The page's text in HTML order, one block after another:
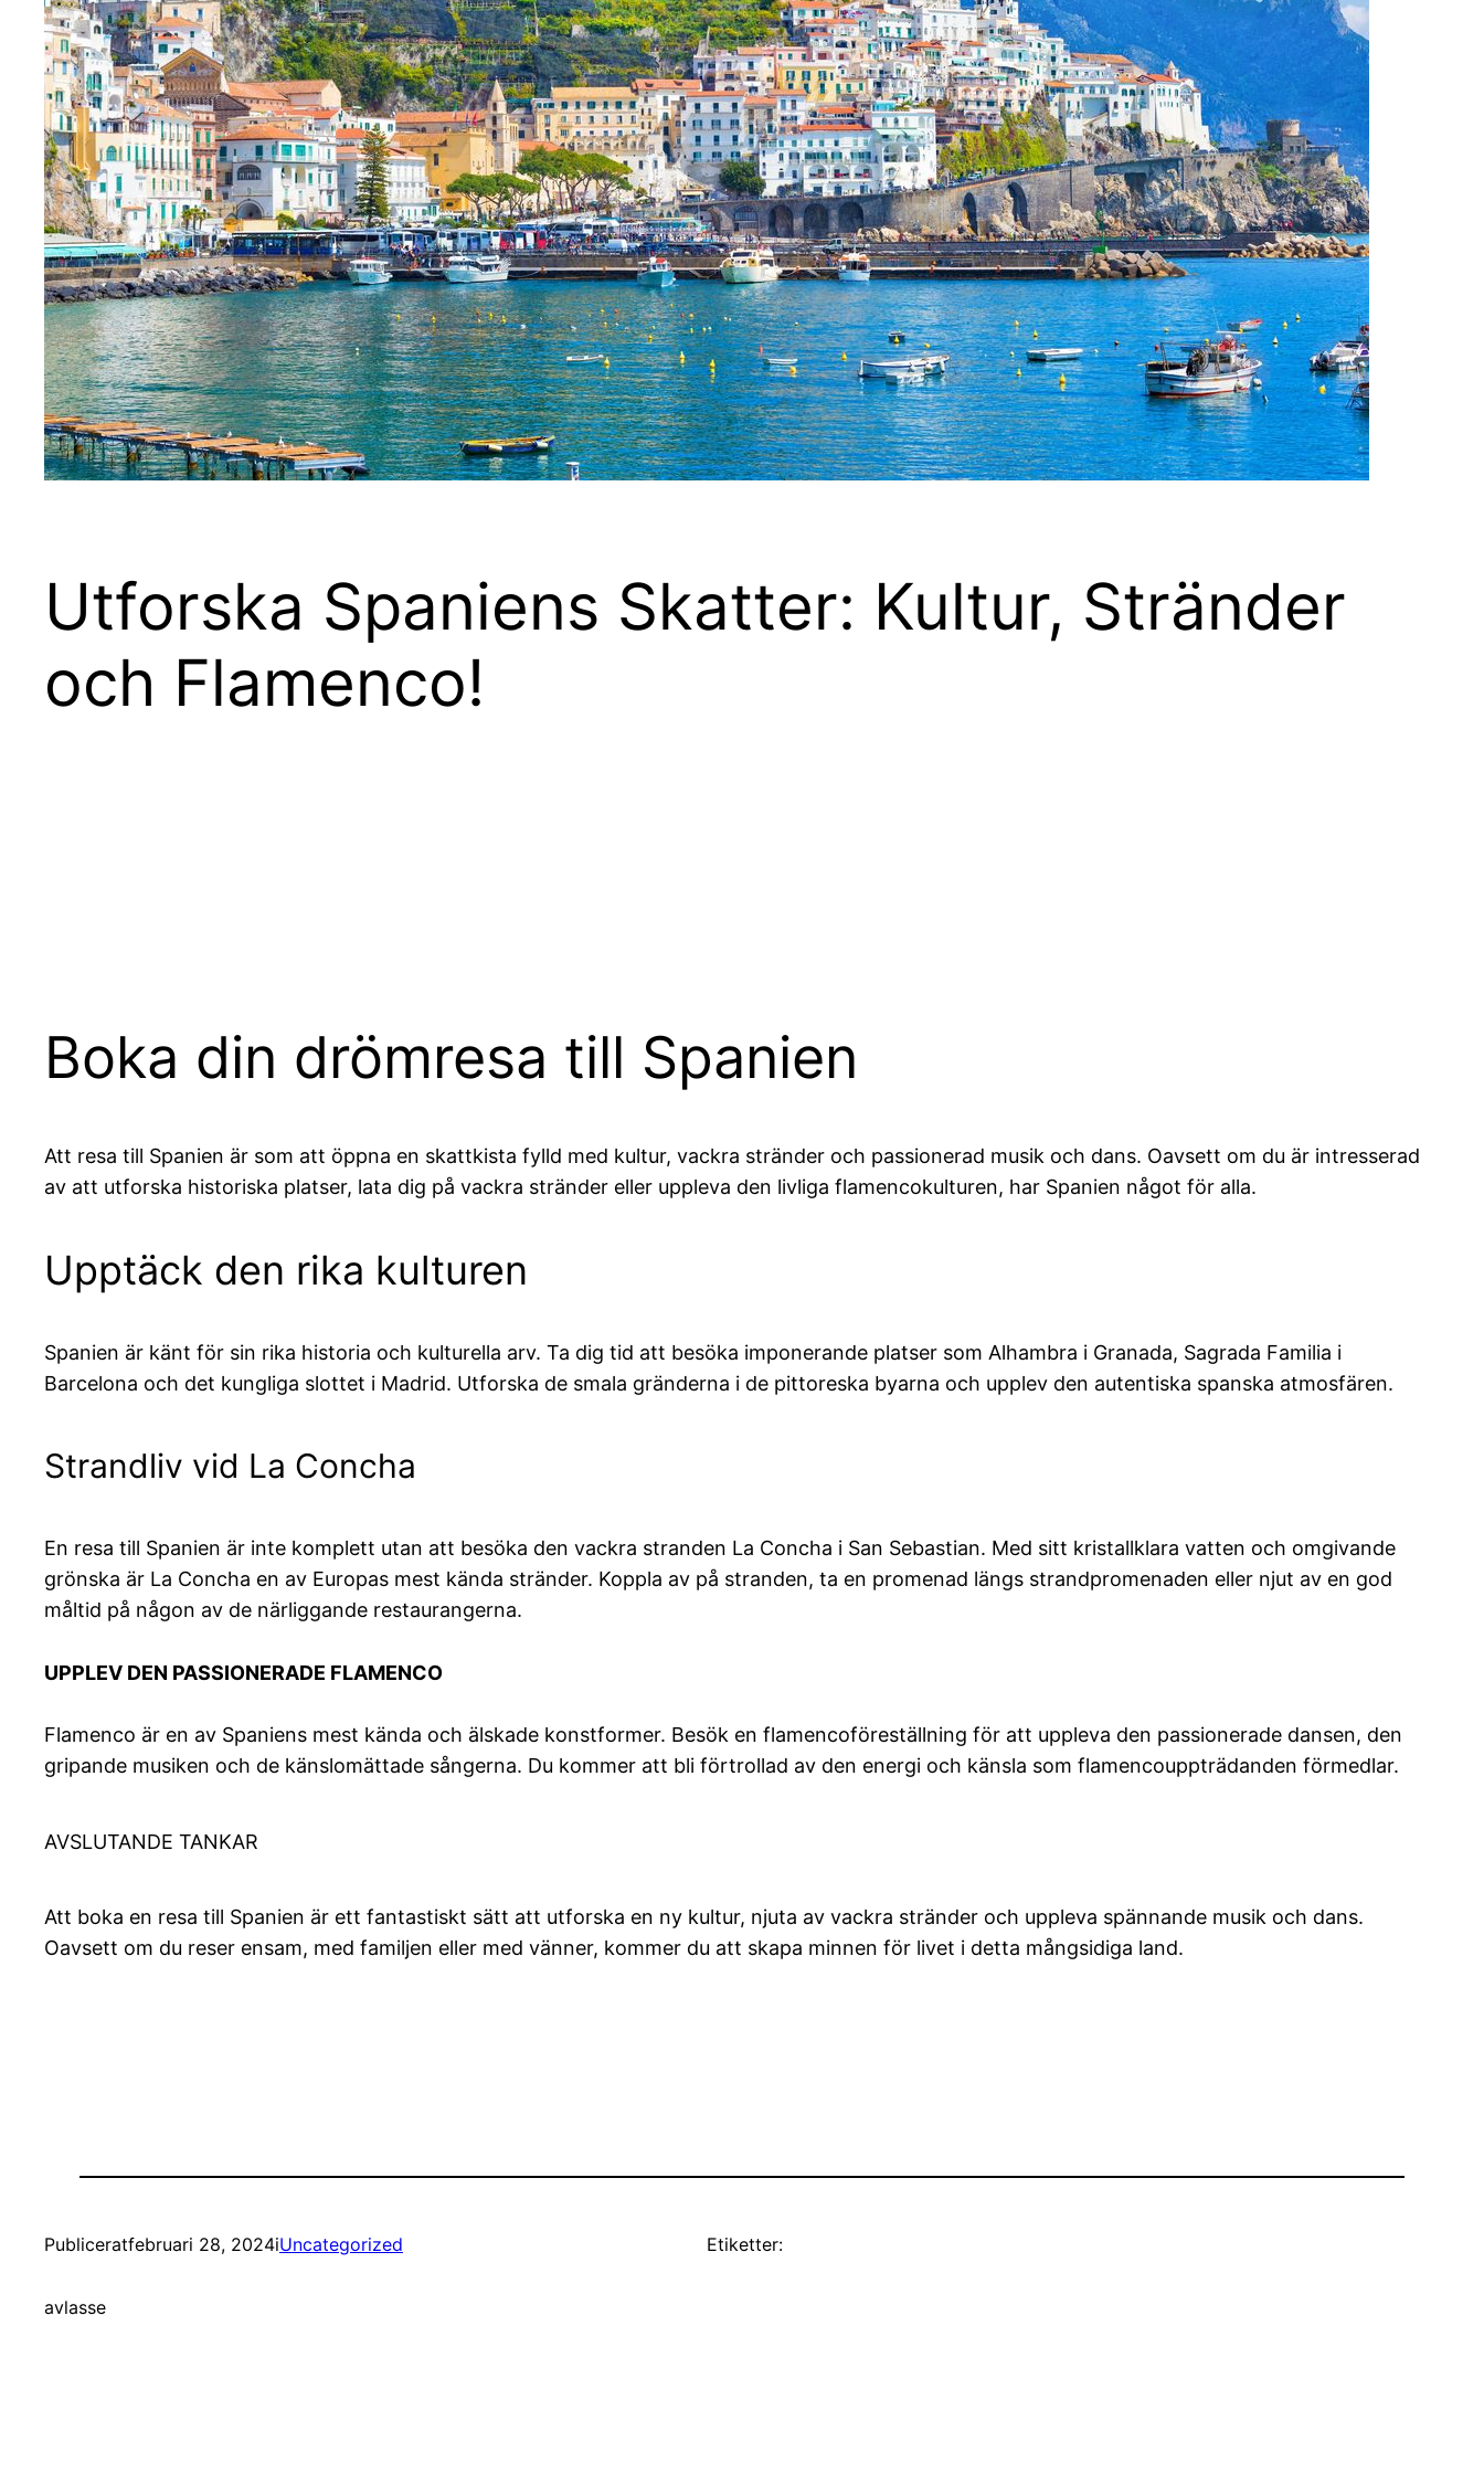
Utforska Spaniens Skatter: Kultur, Stränder
och Flamenco!
Boka din drömresa till Spanien
Att resa till Spanien är som att öppna en skattkista fylld med kultur, vackra stränder och passionerad musik och dans. Oavsett om du är intresserad
av att utforska historiska platser, lata dig på vackra stränder eller uppleva den livliga flamencokulturen, har Spanien något för alla.
Upptäck den rika kulturen
Spanien är känt för sin rika historia och kulturella arv. Ta dig tid att besöka imponerande platser som Alhambra i Granada, Sagrada Familia i
Barcelona och det kungliga slottet i Madrid. Utforska de smala gränderna i de pittoreska byarna och upplev den autentiska spanska atmosfären.
Strandliv vid La Concha
En resa till Spanien är inte komplett utan att besöka den vackra stranden La Concha i San Sebastian. Med sitt kristallklara vatten och omgivande
grönska är La Concha en av Europas mest kända stränder. Koppla av på stranden, ta en promenad längs strandpromenaden eller njut av en god
måltid på någon av de närliggande restaurangerna.
UPPLEV DEN PASSIONERADE FLAMENCO
Flamenco är en av Spaniens mest kända och älskade konstformer. Besök en flamencoföreställning för att uppleva den passionerade dansen, den
gripande musiken och de känslomättade sångerna. Du kommer att bli förtrollad av den energi och känsla som flamencouppträdanden förmedlar.
AVSLUTANDE TANKAR
Att boka en resa till Spanien är ett fantastiskt sätt att utforska en ny kultur, njuta av vackra stränder och uppleva spännande musik och dans.
Oavsett om du reser ensam, med familjen eller med vänner, kommer du att skapa minnen för livet i detta mångsidiga land.
Publiceratfebruari 28, 2024iUncategorized
avlasse
Etiketter: